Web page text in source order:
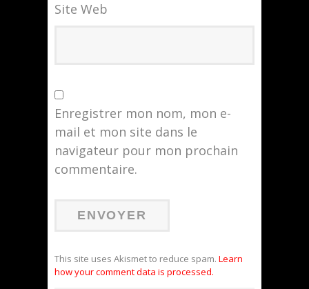
Site Web
Enregistrer mon nom, mon e-
mail et mon site dans le
navigateur pour mon prochain
commentaire.
This site uses Akismet to reduce spam. Learn
how your comment data is processed.